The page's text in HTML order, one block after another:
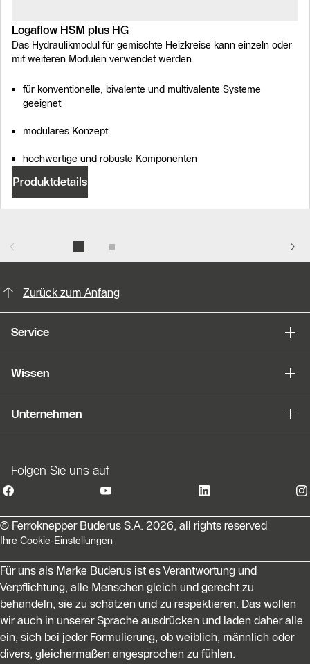
Logaflow HSM plus HG
Das Hydraulikmodul für gemischte Heizkreise kann einzeln oder
mit weiteren Modulen verwendet werden.
für konventionelle, bivalente und multivalente Systeme
geeignet
modulares Konzept
hochwertige und robuste Komponenten
Produktdetails
Zurück zum Anfang
Service
Wissen
Unternehmen
Folgen Sie uns auf
© Ferroknepper Buderus S.A. 2026, all rights reserved
Ihre Cookie-Einstellungen
Für uns als Marke Buderus ist es Verantwortung und
Verpflichtung, alle Menschen gleich und gerecht zu
behandeln, sie zu schätzen und zu respektieren. Das wollen
wir auch in unserer Sprache ausdrücken und laden daher alle
ein, sich bei jeder Formulierung, ob weiblich, männlich oder
divers, gleichermaßen angesprochen zu fühlen.